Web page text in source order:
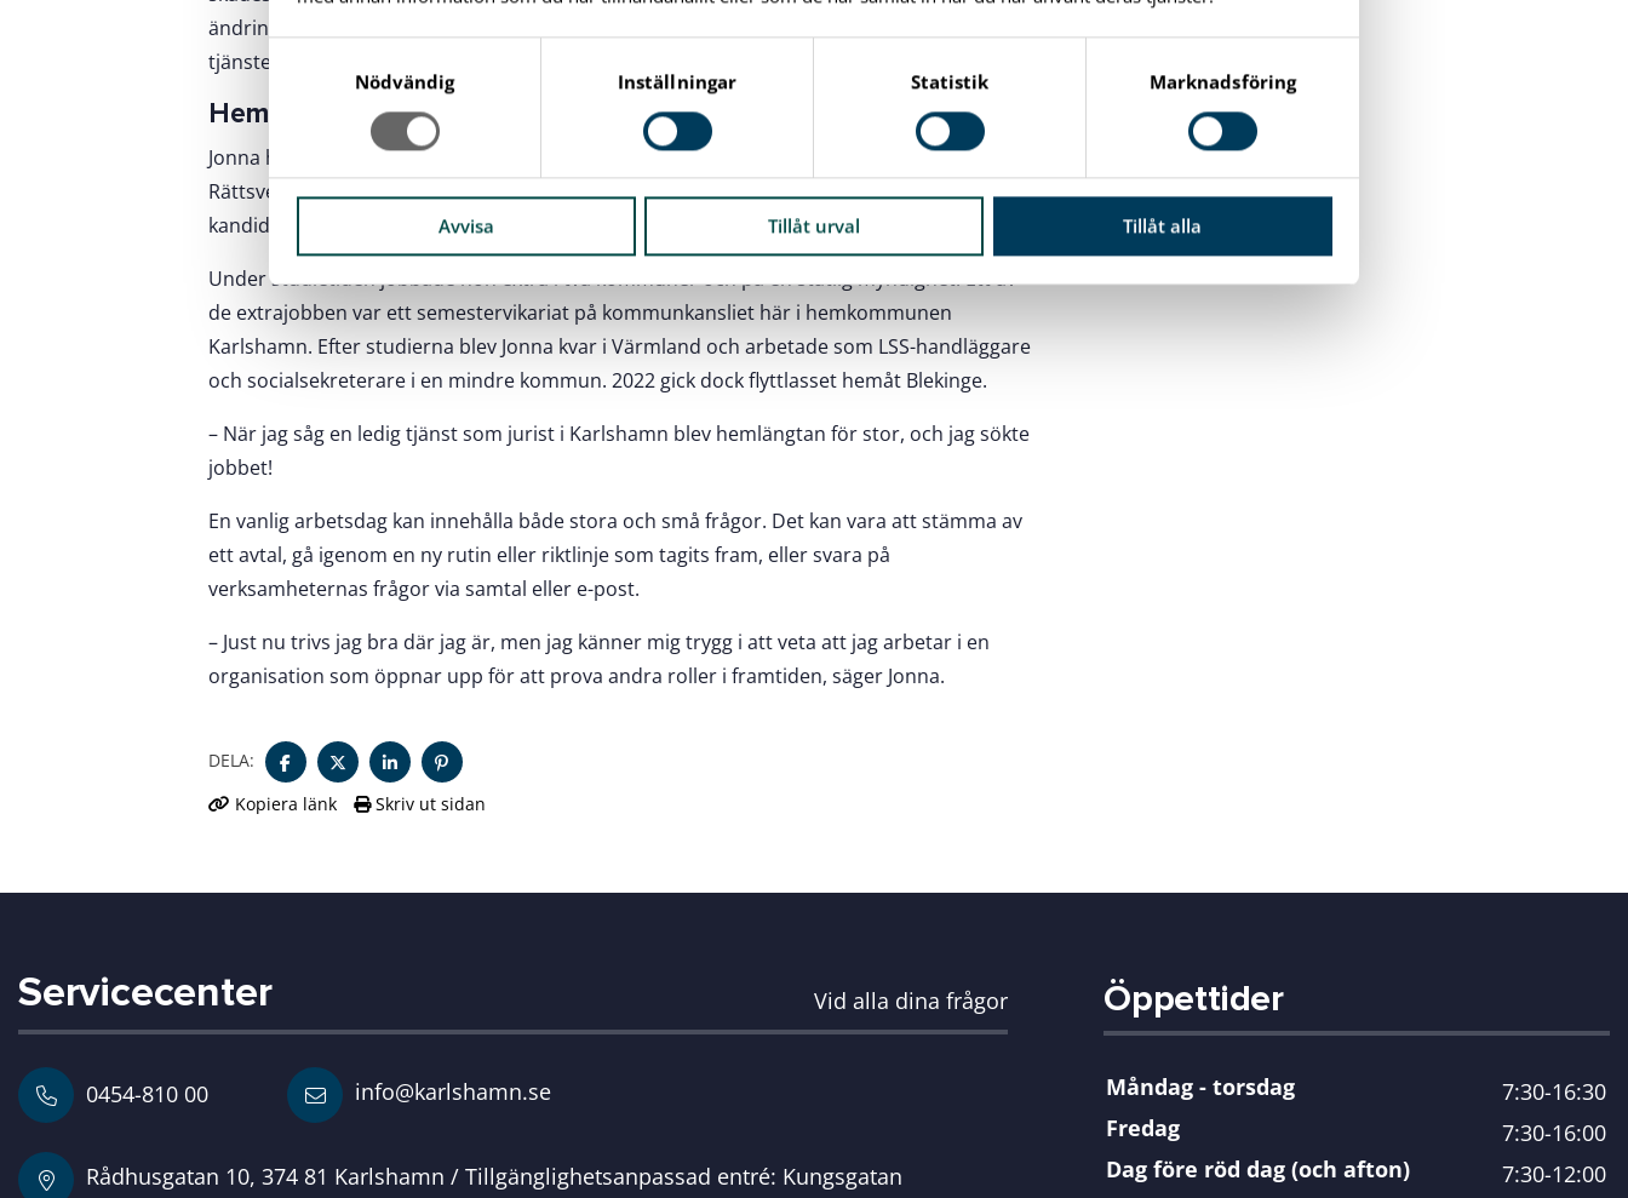
y
c
s
v
a
l
Nödvändig Inställningar Statistik Marknadsföring
Avvisa Tillåt urval Tillåt alla
ändringar i reglementen och delegationsordningar efter förslag från både politiken och
tjänstepersoner, berättar hon.
Hemlängtan blev för stor
Jonna har alltid haft ett intresse för juridik och den offentliga sektorn. Hon läste
Rättsvetenskapliga programmet i Karlstad med inriktning offentlig rätt; först en
kandidatexamen och sedan en magister.
Under studietiden jobbade hon extra i två kommuner och på en statlig myndighet. Ett av
de extrajobben var ett semestervikariat på kommunkansliet här i hemkommunen
Karlshamn. Efter studierna blev Jonna kvar i Värmland och arbetade som LSS-handläggare
och socialsekreterare i en mindre kommun. 2022 gick dock flyttlasset hemåt Blekinge.
– När jag såg en ledig tjänst som jurist i Karlshamn blev hemlängtan för stor, och jag sökte
jobbet!
En vanlig arbetsdag kan innehålla både stora och små frågor. Det kan vara att stämma av
ett avtal, gå igenom en ny rutin eller riktlinje som tagits fram, eller svara på
verksamheternas frågor via samtal eller e-post.
– Just nu trivs jag bra där jag är, men jag känner mig trygg i att veta att jag arbetar i en
organisation som öppnar upp för att prova andra roller i framtiden, säger Jonna.
DELA:
Kopiera länk
Skriv ut sidan
Servicecenter Vid alla dina frågor
0454-810 00 info@karlshamn.se
Rådhusgatan 10, 374 81 Karlshamn / Tillgänglighetsanpassad entré: Kungsgatan
Öppettider
Måndag - torsdag
7:30-16:30
Fredag
7:30-16:00
Dag före röd dag (och afton)
7:30-12:00